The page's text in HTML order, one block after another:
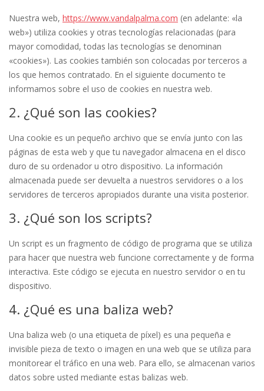
Nuestra web, https://www.vandalpalma.com (en adelante: «la
web») utiliza cookies y otras tecnologías relacionadas (para
mayor comodidad, todas las tecnologías se denominan
«cookies»). Las cookies también son colocadas por terceros a
los que hemos contratado. En el siguiente documento te
informamos sobre el uso de cookies en nuestra web.
2. ¿Qué son las cookies?
Una cookie es un pequeño archivo que se envía junto con las
páginas de esta web y que tu navegador almacena en el disco
duro de su ordenador u otro dispositivo. La información
almacenada puede ser devuelta a nuestros servidores o a los
servidores de terceros apropiados durante una visita posterior.
3. ¿Qué son los scripts?
Un script es un fragmento de código de programa que se utiliza
para hacer que nuestra web funcione correctamente y de forma
interactiva. Este código se ejecuta en nuestro servidor o en tu
dispositivo.
4. ¿Qué es una baliza web?
Una baliza web (o una etiqueta de píxel) es una pequeña e
invisible pieza de texto o imagen en una web que se utiliza para
monitorear el tráfico en una web. Para ello, se almacenan varios
datos sobre usted mediante estas balizas web.